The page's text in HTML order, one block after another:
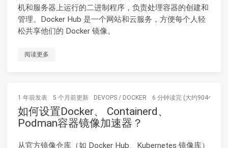
机和服务器上运行的二进制程序，负责处理容器的创建和
管理。Docker Hub 是一个网站和云服务，方便每个人轻
松共享他们的 Docker 镜像。
阅读更多
1 年前发表 5 个月前更新 DEVOPS / DOCKER 6 分钟读完 (大约904个字)
如何设置Docker、 Containerd、
Podman容器镜像加速器？
从官方镜像仓库（如 Docker Hub、Kubernetes 镜像库）